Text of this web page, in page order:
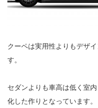
クーペは実用性よりもデザ
す。
セダンよりも車高は低く室
化した作りとなっています。